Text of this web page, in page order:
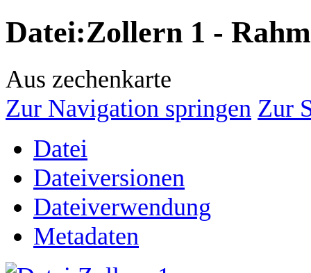
Datei:Zollern 1 -
Aus zechenkarte
Zur Navigation springen Zur
Datei
Dateiversionen
Dateiverwendung
Metadaten